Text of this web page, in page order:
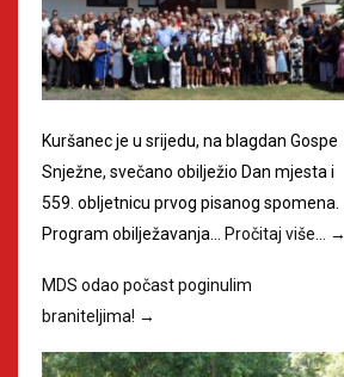
Kuršanec je u srijedu, na blagdan Gospe
Snježne, svečano obilježio Dan mjesta i
559. obljetnicu prvog pisanog spomena.
Program obilježavanja…
Pročitaj više… →
MDS odao počast poginulim
braniteljima! →